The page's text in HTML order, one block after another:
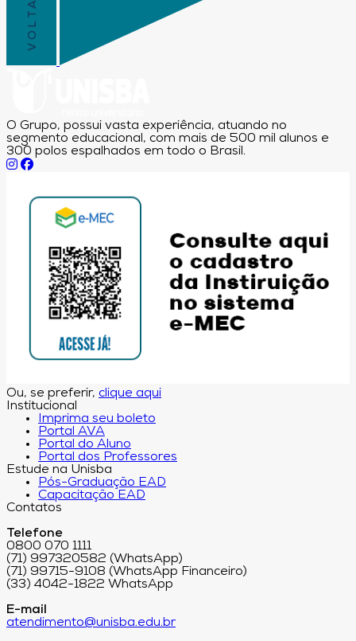
O Grupo, possui vasta experiência, atuando no
segmento educacional, com mais de 500 mil alunos e
300 polos espalhados em todo o Brasil.
Ou, se preferir, clique aqui
Institucional
Imprima seu boleto
Portal AVA
Portal do Aluno
Portal dos Professores
Estude na Unisba
Pós-Graduação EAD
Capacitação EAD
Contatos
Telefone
0800 070 1111
(71) 997320582 (WhatsApp)
(71) 99715-9108 (WhatsApp Financeiro)
(33) 4042-1822 WhatsApp
E-mail
atendimento@unisba.edu.br